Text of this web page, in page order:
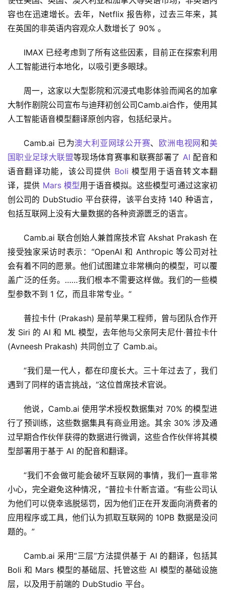
容也在迅速增长。去年，Netflix 报告称，过去三年来，其
在英国的非英语内容观众人数增长了 90% 。
IMAX 已经考虑到了所有这些因素，目前正在探索利用
人工智能进行本地化，以吸引更多眼球。
周一，这家以大型影院和沉浸式电影体验而闻名的加拿
大制作剧院公司宣布与迪拜初创公司Camb.ai合作，使用其
人工智能语音模型翻译原创内容，包括纪录片。
Camb.ai 已为澳大利亚网球公开赛、 欧洲电视网和美
国职业足球大联盟等现场体育赛事和联赛部署了 AI 配音和
语音翻译功能，该公司提供 Boli 模型用于语音转文本翻
译，提供 Mars 模型用于语音模拟。这些模型可通过这家初
创公司的 DubStudio 平台获得，该平台支持 140 种语言，
包括互联网上没有大量数据的各种资源匮乏的语言。
Camb.ai 联合创始人兼首席技术官 Akshat Prakash 在
接受独家采访时表示：“OpenAI 和 Anthropic 等公司对社
会有着不同的愿景。他们试图建立非常横向的模型，可以覆
盖广泛的任务。……我们根本不需要这样做。我们的一些模
型参数不到 1 亿，而且非常专业。”
普拉卡什 (Prakash) 是前苹果工程师，曾与团队合作开
发 Siri 的 AI 和 ML 模型，去年他与父亲阿夫尼什·普拉卡什
(Avneesh Prakash) 共同创立了 Camb.ai。
“我们是一代人，都在印度长大。三十年过去了，我们
遇到了同样的语言挑战，”这位首席技术官说。
他说，Camb.ai 使用学术授权数据集对 70% 的模型进
行了预训练，这些数据集具有商业用途。其余 30% 涉及通
过早期合作伙伴获得的数据进行微调，这些合作伙伴将其模
型部署用于基于 AI 的配音和翻译。
“我们不会做可能会破坏互联网的事情，我们一直非常
小心，完全避免这种情况，”普拉卡什断言道。“有些公司认
为他们可以侥幸逃脱惩罚，因为他们正在开发面向消费者的
应用程序或工具，他们认为抓取互联网的 10PB 数据是没问
题的。”
Camb.ai 采用“三层”方法提供基于 AI 的翻译，包括其
Boli 和 Mars 模型的基础层、托管这些 AI 模型的基础设施
层，以及用于前端的 DubStudio 平台。